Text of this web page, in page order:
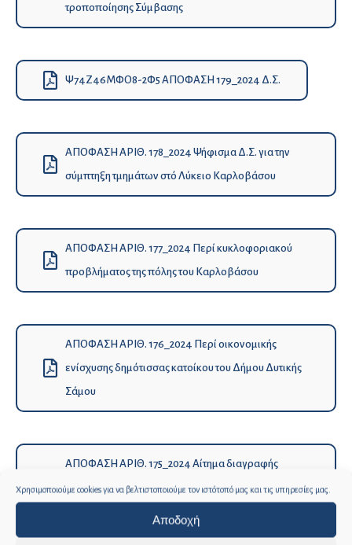
Χρησιμοποιούμε cookies για να βελτιστοποιούμε τον ιστότοπό μας και τις υπηρεσίες μας.
Αποδοχή
τροποποίησης Σύμβασης
Ψ74Ζ46ΜΦΟ8-2Φ5 ΑΠΟΦΑΣΗ 179_2024 Δ.Σ.
ΑΠΟΦΑΣΗ ΑΡΙΘ. 178_2024 Ψήφισμα Δ.Σ. για την
σύμπτηξη τμημάτων στό Λύκειο Καρλοβάσου
ΑΠΟΦΑΣΗ ΑΡΙΘ. 177_2024 Περί κυκλοφοριακού
προβλήματος της πόλης του Καρλοβάσου
ΑΠΟΦΑΣΗ ΑΡΙΘ. 176_2024 Περί οικονομικής
ενίσχυσης δημότισσας κατοίκου του Δήμου Δυτικής
Σάμου
ΑΠΟΦΑΣΗ ΑΡΙΘ. 175_2024 Αίτημα διαγραφής
χρεών και προσαυξήσεων από χρεώσεις ύδρευσης